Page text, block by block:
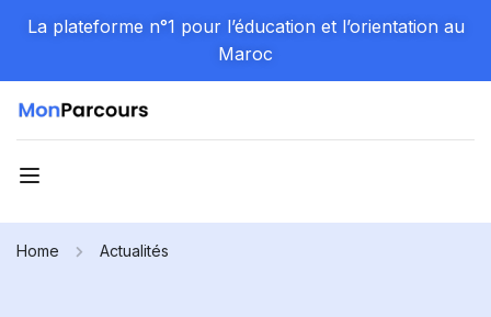
La plateforme n°1 pour l’éducation et l’orientation au
Maroc
Home Actualités